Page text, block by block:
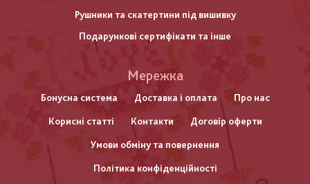
Рушники та скатертини під вишивку
Подарункові сертифікати та інше
нижнього
колонтитулу
Мережка
Бонусна система Доставка і оплата Про нас
Корисні статті Контакти Договір оферти
Умови обміну та повернення
Політика конфіденційності